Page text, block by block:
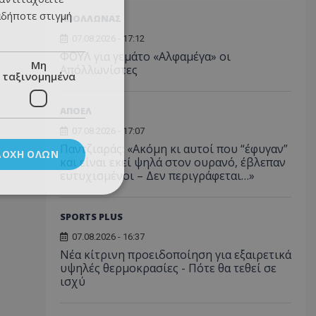
ΑΠΟΛΛΩΝΑΣ
07.08.2026 - 17:12
ΦΟΥΛ για γεμάτο «Αλφαμέγα» οι
Απόλλωνίστες
07.08.2026 - 17:07
Παντζιαράς: «Ακόμη κι αυτοί που “έφυγαν”
και είναι εκεί ψηλά στον ουρανό, έβλεπαν
ευτυχισμένοι – Δεν περιγράφεται…»
SPORTS PLUS
07.08.2026 - 16:37
Νέα κίτρινη προειδοποίηση για εξαιρετικά
υψηλές θερμοκρασίες - Πότε θα τεθεί σε
ισχύ
στιγμή
Μη
ταξινομημένα
ΌΛΩΝ